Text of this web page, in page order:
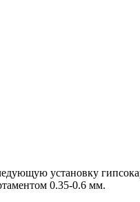
установку
0.35-0.6 мм.